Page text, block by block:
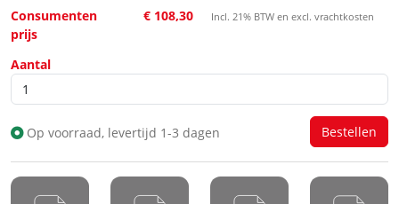
Consumenten
prijs
€ 108,30 Incl. 21% BTW en excl. vrachtkosten
Aantal
Op voorraad, levertijd 1-3 dagen